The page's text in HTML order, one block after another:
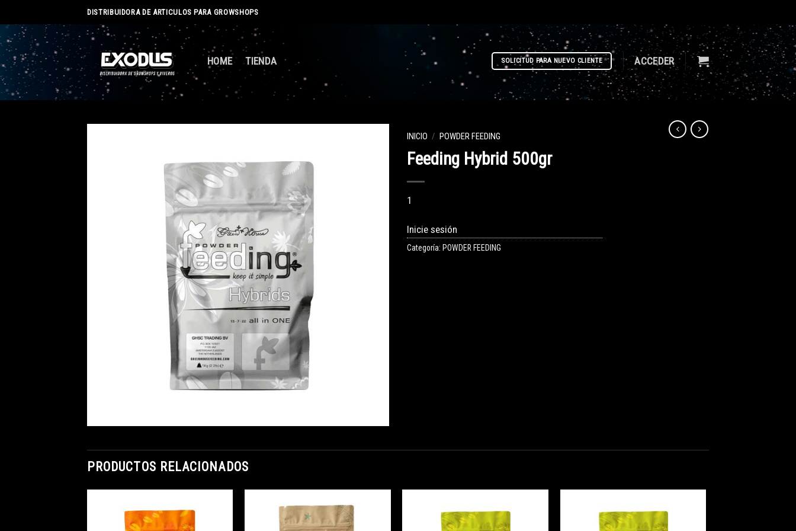
to
content
DISTRIBUIDORA DE ARTICULOS PARA GROWSHOPS
HOME TIENDA SOLICITUD PARA NUEVO CLIENTE ACCEDER
INICIO / POWDER FEEDING
Feeding Hybrid 500gr
1
Inicie sesión
Categoría: POWDER FEEDING
PRODUCTOS RELACIONADOS